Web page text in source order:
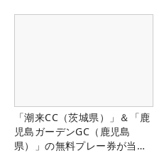
「潮来CC（茨城県）」＆「鹿
児島ガーデンGC（鹿児島
県）」の無料プレー券が当た